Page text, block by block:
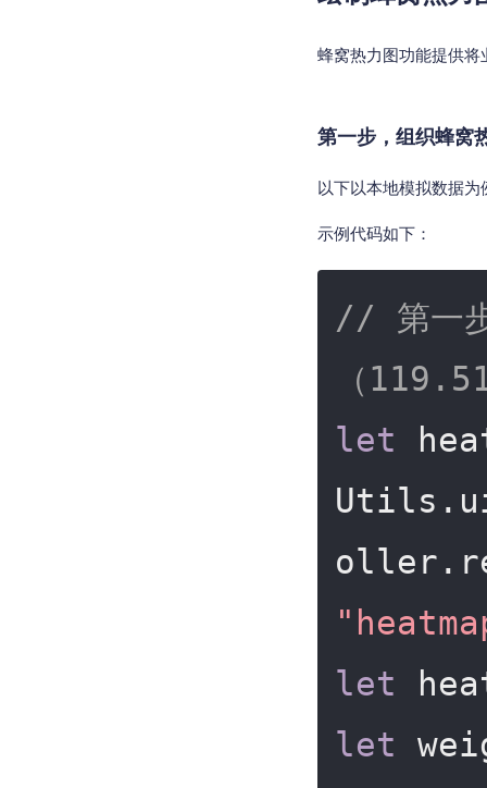
蜂窝热力图功能提供
第一步，组织蜂窝
以下以本地模拟数据
示例代码如下：
// 第一步
（
let
let
let